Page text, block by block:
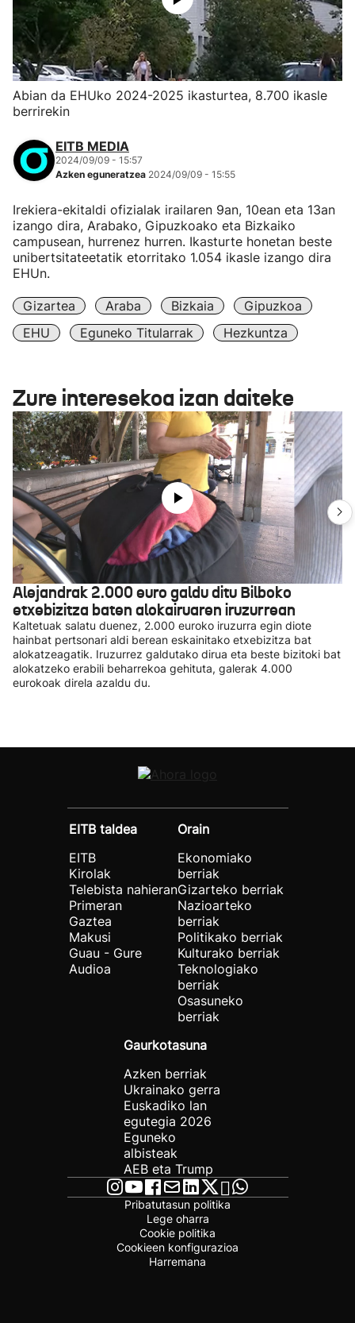
Abian da EHUko 2024-2025 ikasturtea, 8.700 ikasle
berrirekin
EITB MEDIA
2024/09/09 - 15:57
Azken eguneratzea 2024/09/09 - 15:55
Irekiera-ekitaldi ofizialak irailaren 9an, 10ean eta 13an
izango dira, Arabako, Gipuzkoako eta Bizkaiko
campusean, hurrenez hurren. Ikasturte honetan beste
unibertsitateetatik etorritako 1.054 ikasle izango dira
EHUn.
Gizartea Araba Bizkaia
Gipuzkoa
EHU
Eguneko Titularrak Hezkuntza
Zure interesekoa izan daiteke
Alejandrak 2.000 euro galdu ditu Bilboko
etxebizitza baten alokairuaren iruzurrean
Kaltetuak salatu duenez, 2.000 euroko iruzurra egin diote
hainbat pertsonari aldi berean eskainitako etxebizitza bat
alokatzeagatik. Iruzurrez galdutako dirua eta beste bizitoki bat
alokatzeko erabili beharrekoa gehituta, galerak 4.000
eurokoak direla azaldu du.
EITB taldea
EITB
Kirolak
Telebista nahieran
Primeran
Gaztea
Makusi
Guau - Gure
Audioa
Orain
Ekonomiako
berriak
Gizarteko berriak
Nazioarteko
berriak
Politikako berriak
Kulturako berriak
Teknologiako
berriak
Osasuneko
berriak
Gaurkotasuna
Azken berriak
Ukrainako gerra
Euskadiko lan
egutegia 2026
Eguneko
albisteak
AEB eta Trump
Pribatutasun politika
Lege oharra
Cookie politika
Cookieen konfigurazioa
Harremana